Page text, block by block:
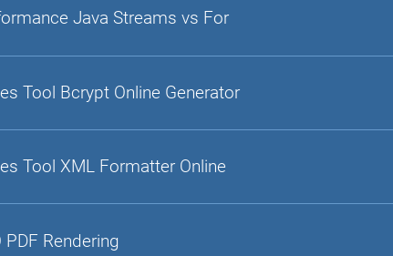
Java Streams vs For
Tool Bcrypt Online Generator
Tool XML Formatter Online
PDF Rendering